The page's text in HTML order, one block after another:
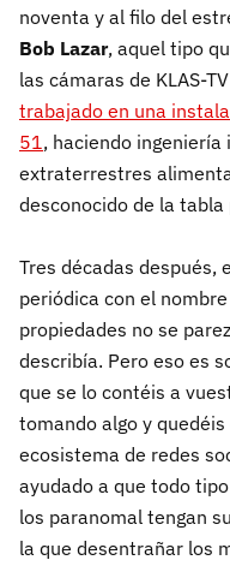
noventa y al filo del
Bob Lazar, aquel tipo
las cámaras de KLAS-
trabajado en una
51, haciendo
extraterrestres
desconocido de la
Tres décadas después,
periódica con el
propiedades no se
describía. Pero eso es
que se lo contéis a
tomando algo y
ecosistema de redes
ayudado a que todo
los paranomal tengan
la que desentrañar los